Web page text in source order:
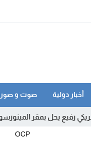
أخبار دولية صوت و
يحل بمقر المينورسو في